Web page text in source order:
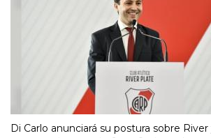
Di Carlo anunciará su postura sobre